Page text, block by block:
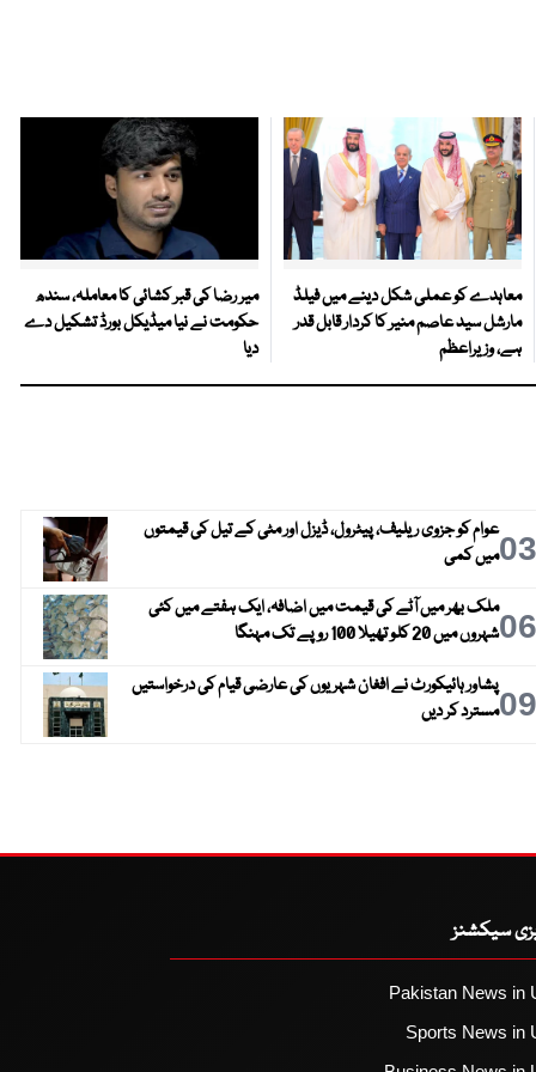
معاہدے کو عملی شکل دینے میں فیلڈ
مارشل سید عاصم منیر کا کردار قابل قدر
ہے، وزیراعظم
میر رضا کی قبر کشائی کا معاملہ، سندھ
حکومت نے نیا میڈیکل بورڈ تشکیل دے
دیا
03عوام کو جزوی ریلیف، پیٹرول، ڈیزل اور مٹی کے تیل کی قیمتوں
میں کمی
06ملک بھر میں آٹے کی قیمت میں اضافہ، ایک ہفتے میں کئی
شہروں میں 20 کلو تھیلا 100 روپے تک مہنگا
09پشاور ہائیکورٹ نے افغان شہریوں کی عارضی قیام کی درخواستیں
مسترد کر دیں
سیکشنز
Pakistan News in
Sports News in